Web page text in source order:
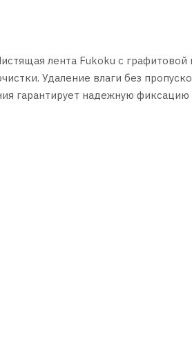
лента Fukoku с графитовой
Удаление влаги без
гарантирует надежную